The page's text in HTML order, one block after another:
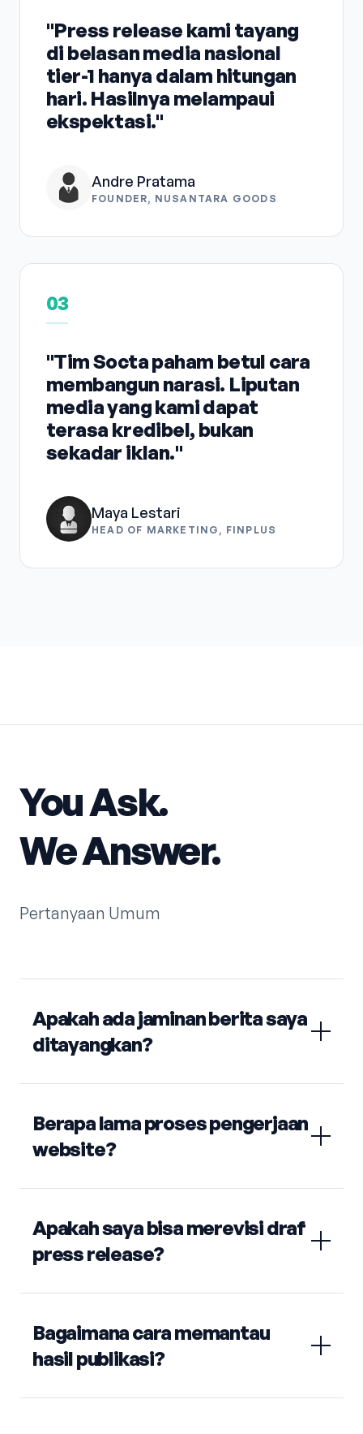
"Press release kami tayang
di belasan media nasional
tier-1 hanya dalam hitungan
hari. Hasilnya melampaui
ekspektasi."
Andre Pratama
FOUNDER, NUSANTARA GOODS
03
"Tim Socta paham betul cara
membangun narasi. Liputan
media yang kami dapat
terasa kredibel, bukan
sekadar iklan."
Maya Lestari
HEAD OF MARKETING, FINPLUS
You Ask.
We Answer.
Pertanyaan Umum
Apakah ada jaminan berita saya
ditayangkan?
Berapa lama proses pengerjaan
website?
Apakah saya bisa merevisi draf
press release?
Bagaimana cara memantau
hasil publikasi?